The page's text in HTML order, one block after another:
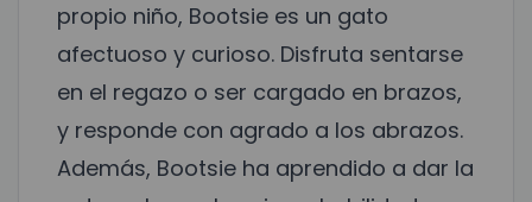
propio niño, Bootsie es un gato
afectuoso y curioso. Disfruta sentarse
en el regazo o ser cargado en brazos,
y responde con agrado a los abrazos.
Además, Bootsie ha aprendido a dar la